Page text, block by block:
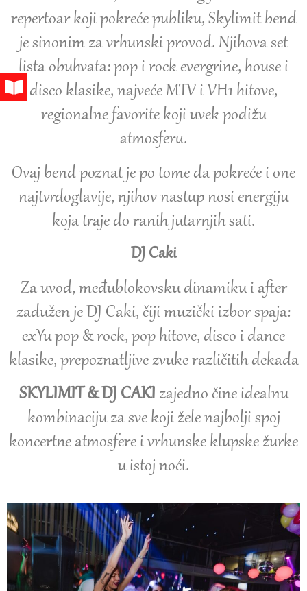
repertoar koji pokreće publiku, Skylimit bend
je sinonim za vrhunski provod. Njihova set
lista obuhvata: pop i rock evergrine, house i
disco klasike, najveće MTV i VH1 hitove,
regionalne favorite koji uvek podižu
atmosferu.
Ovaj bend poznat je po tome da pokreće i one
najtvrdoglavije, njihov nastup nosi energiju
koja traje do ranih jutarnjih sati.
DJ Caki
Za uvod, međublokovsku dinamiku i after
zadužen je DJ Caki, čiji muzički izbor spaja:
exYu pop & rock, pop hitove, disco i dance
klasike, prepoznatljive zvuke različitih dekada
SKYLIMIT & DJ CAKI zajedno čine idealnu
kombinaciju za sve koji žele najbolji spoj
koncertne atmosfere i vrhunske klupske žurke
u istoj noći.